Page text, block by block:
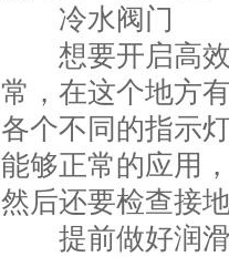
冷水阀门
想要开启高效
常，在这个地方
各个不同的指示
能够正常的应用
然后还要检查接
提前做好润